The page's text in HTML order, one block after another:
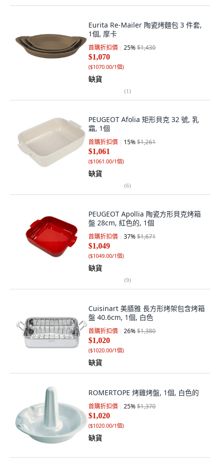
Eurita Re-Mailer 陶瓷烤麵包 3 件套,
1個, 摩卡
首購折扣價 25%$1,430
$1,070
($1070.00/1個)
缺貨
(1)
PEUGEOT Afolia 矩形貝克 32 號, 乳
霜, 1個
首購折扣價 15%$1,261
$1,061
($1061.00/1個)
缺貨
(6)
PEUGEOT Apollia 陶瓷方形貝克烤箱
盤 28cm, 紅色的, 1個
首購折扣價 37%$1,671
$1,049
($1049.00/1個)
缺貨
(9)
Cuisinart 美膳雅 長方形烤架包含烤箱
盤 40.6cm, 1個, 白色
首購折扣價 26%$1,380
$1,020
($1020.00/1個)
缺貨
ROMERTOPE 烤雞烤盤, 1個, 白色的
首購折扣價 25%$1,370
$1,020
($1020.00/1個)
缺貨